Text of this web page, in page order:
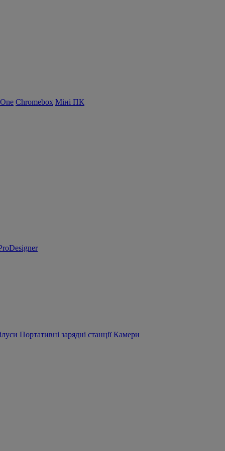
Chromebox Міні ПК
Портативні зарядні станції Камери